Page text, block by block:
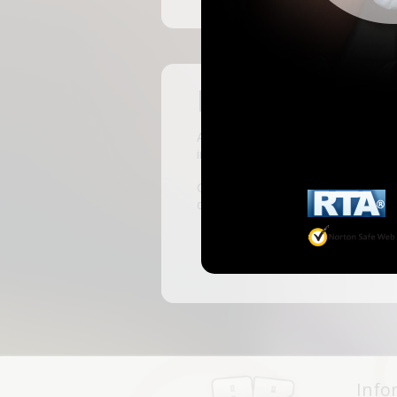
Pas encore
ABKingdom est le site français de
inscrivant, vous pourrez accéder
C'est rapide et gratuit, des milliers
discussions, faire des rencontres,